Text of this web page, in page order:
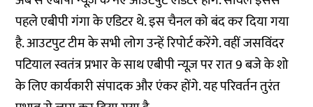
पहले एबीपी गंगा के एडिटर थे. इस चैनल को बंद कर दिया गया
है. आउटपुट टीम के सभी लोग उन्हें रिपोर्ट करेंगे. वहीं जसविंदर
पटियाल स्वतंत्र प्रभार के साथ एबीपी न्यूज़ पर रात 9 बजे के शो
के लिए कार्यकारी संपादक और एंकर होंगे. यह परिवर्तन तुरंत